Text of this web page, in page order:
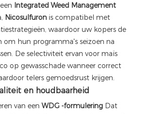
Integrated Weed Management
Nicosulfuron is compatibel met
waardoor uw kopers de
om hun programma's seizoen na
De selectiviteit ervan voor maïs
op gewasschade wanneer correct
telers gemoedsrust krijgen.
en houdbaarheid
van een WDG -formulering Dat